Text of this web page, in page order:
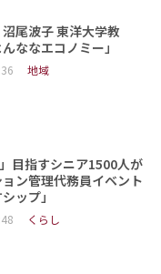
尾波子 東洋大学教
ななエコノミー」
地域
目指すシニア1500人が
ン管理代務員イベント
ップ」
くらし